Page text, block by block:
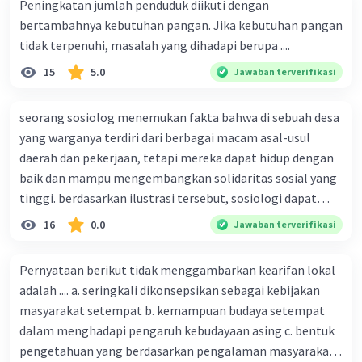
2.Masalah pengangguran
Masalah pengangguran dapat diatasi dengan
meningkatkan kesempatan kerja. Pemerintah dapat
memberikan pelatihan kerja kepada masyarakat dan
mendorong investasi di daerah tertinggal.
Masalah kriminalitas dapat diatasi dengan meningkatkan
penegakan hukum dan meningkatkan kesejahteraan
masyarakat. Pemerintah juga dapat memberikan
rehabilitasi kepada pelaku kriminalitas.
4.Masalah kekerasan
Masalah kekerasan dapat diatasi dengan meningkatkan
kesadaran masyarakat akan pentingnya nilai-nilai
kemanusiaan. Pemerintah juga dapat memberikan
5.Masalah lingkungan
Masalah lingkungan dapat diatasi dengan meningkatkan
kesadaran masyarakat akan pentingnya menjaga
lingkungan. Pemerintah juga dapat membuat kebijakan
untuk melindungi lingkungan.
Peningkatan jumlah penduduk diikuti dengan
bertambahnya kebutuhan pangan. Jika kebutuhan pangan
tidak terpenuhi, masalah yang dihadapi berupa ....
15 5.0 Jawaban terverifikasi
seorang sosiolog menemukan fakta bahwa di sebuah desa
yang warganya terdiri dari berbagai macam asal-usul
daerah dan pekerjaan, tetapi mereka dapat hidup dengan
baik dan mampu mengembangkan solidaritas sosial yang
tinggi. berdasarkan ilustrasi tersebut, sosiologi dapat
berfungsi sebagai ilmu yang ....
16 0.0 Jawaban terverifikasi
Pernyataan berikut tidak menggambarkan kearifan lokal
adalah .... a. seringkali dikonsepsikan sebagai kebijakan
masyarakat setempat b. kemampuan budaya setempat
dalam menghadapi pengaruh kebudayaan asing c. bentuk
pengetahuan yang berdasarkan pengalaman masyarakat